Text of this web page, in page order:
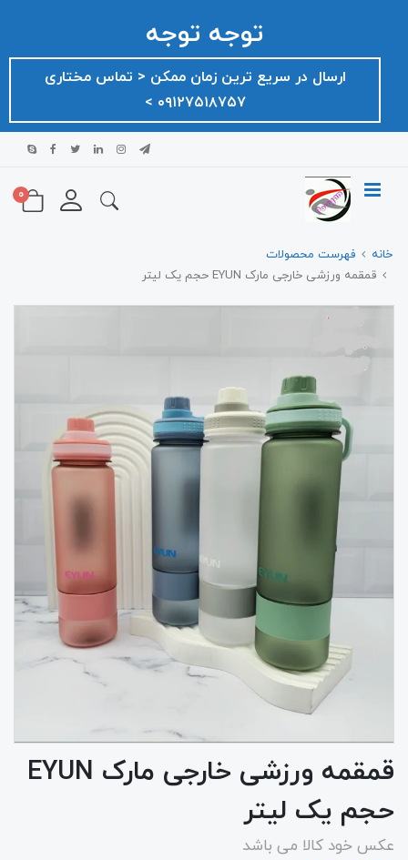
توجه توجه
ارسال در سریع ترین زمان ممکن ‌< تماس مختاری
۰۹۱۲۷۵۱۸۷۵۷ >
0
خانه
فهرست محصولات
قمقمه ورزشی خارجی مارک EYUN حجم یک لیتر
قمقمه ورزشی خارجی مارک EYUN
حجم یک لیتر
عکس خود کالا می باشد